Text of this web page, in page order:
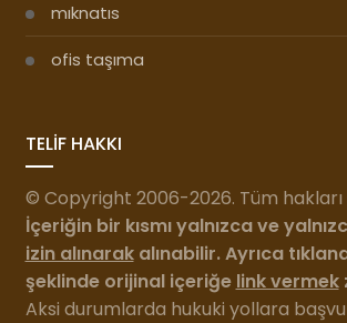
mıknatıs
ofis taşıma
TELİF HAKKI
© Copyright 2006-2026. Tüm hakları
İçeriğin bir kısmı yalnızca ve
izin alınarakalınabilir. Ayrıca
şeklinde orijinal içeriğe link vermek
Aksi durumlarda hukuki yollara